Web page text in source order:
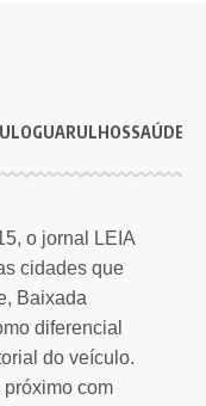
GUARULHOSSAÚDE
o jornal LEIA
cidades que
Baixada
diferencial
do veículo.
próximo com